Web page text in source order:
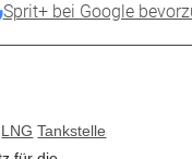
Sprit+ bei Google
LNG Tankstelle